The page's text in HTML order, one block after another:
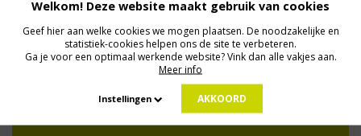
MELD JE AAN VOOR ONZE NIEUWSBRIEF
Profiteer van deals en een dosis inspiratie!
Welkom! Deze website maakt gebruik van cookies
Geef hier aan welke cookies we mogen plaatsen. De noodzakelijke en
statistiek-cookies helpen ons de site te verbeteren.
Ga je voor een optimaal werkende website? Vink dan alle vakjes aan.
Meer info
Instellingen AKKOORD